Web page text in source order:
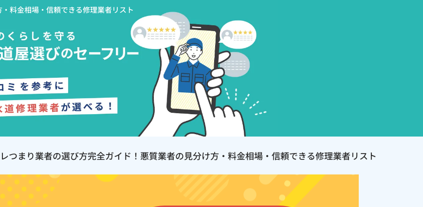
料金相場・信頼できる修理業者リスト
つまり業者の選び方完全ガイド！悪質業者の見分け方・料金相場・信頼できる修理業者リスト